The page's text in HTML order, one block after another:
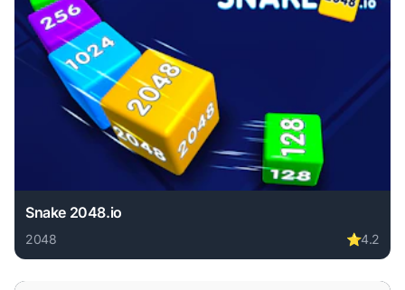
Snake 2048.io
2048 ⭐4.2
Play Snake 2048.io online free. 2048 game, no